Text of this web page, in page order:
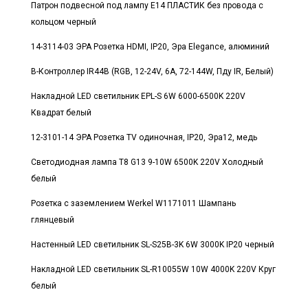
Патрон подвесной под лампу E14 ПЛАСТИК без провода с
кольцом черный
14-3114-03 ЭРА Розетка HDMI, IP20, Эра Elegance, алюминий
В-Контроллер IR44B (RGB, 12-24V, 6A, 72-144W, Пду IR, Белый)
Накладной LED светильник EPL-S 6W 6000-6500K 220V
Квадрат белый
12-3101-14 ЭРА Розетка TV одиночная, IP20, Эра12, медь
Светодиодная лампа T8 G13 9-10W 6500K 220V Холодный
белый
Розетка с заземлением Werkel W1171011 Шампань
глянцевый
Настенный LED светильник SL-S25B-3K 6W 3000K IP20 черный
Накладной LED светильник SL-R10055W 10W 4000K 220V Круг
белый